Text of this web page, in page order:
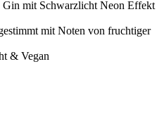
Gin mit Schwarzlicht Neon Effekt
mit Noten von fruchtiger
& Vegan